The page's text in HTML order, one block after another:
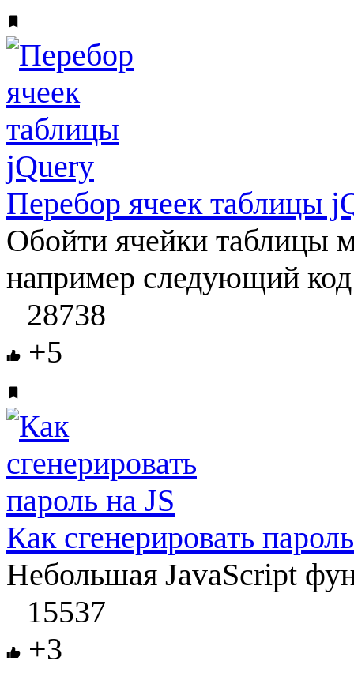
Перебор ячеек таблицы
Обойти ячейки таблицы
например следующий код
28738
+5
Как сгенерировать
Небольшая JavaScript
15537
+3